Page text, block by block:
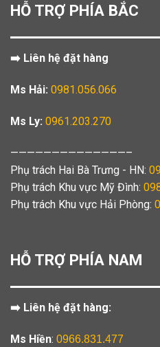
HỖ TRỢ PHÍA BẮC
➡️ Liên hệ đặt hàng
Ms Hải: 0981.056.066
Ms Ly: 0961.203.270
——————————————–
Phụ trách Hai Bà Trưng - HN:
Phụ trách Khu vực Mỹ Đình:
Phụ trách Khu vực Hải Phòng:
HỖ TRỢ PHÍA NAM
➡️ Liên hệ đặt hàng:
Ms Hiền: 0966.831.477